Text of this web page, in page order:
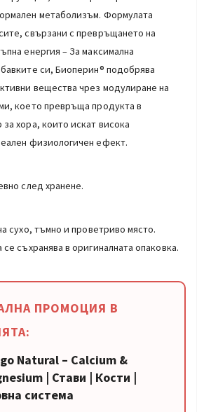
метаболизъм. Формулата
свързани с превръщането на
енергия – За максимална
си, Биоперин® подобрява
вещества чрез модулиране на
което превръща продукта в
хора, които искат висока
физиологичен ефект.
след хранене.
сухо, тъмно и проветриво място.
съхранява в оригиналната опаковка.
ПРОМОЦИЯ В
Natural – Calcium &
| Стави | Кости |
система